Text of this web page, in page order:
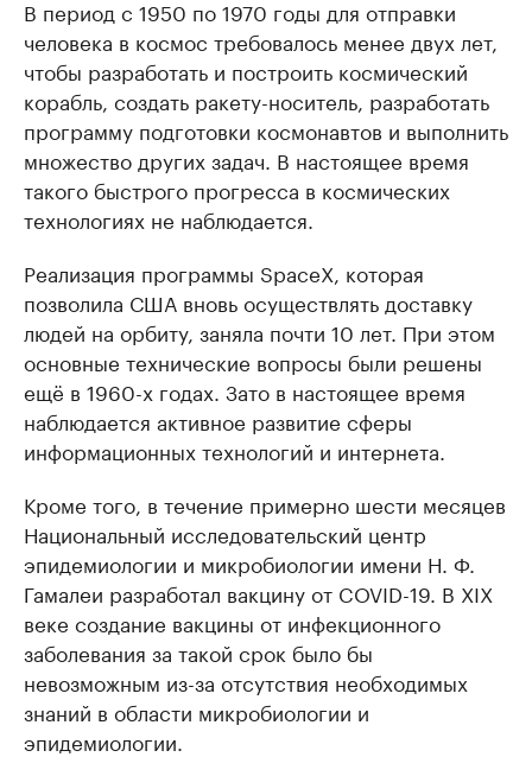
В период с 1950 по 1970 годы для отправки
человека в космос требовалось менее двух лет,
чтобы разработать и построить космический
корабль, создать ракету-носитель, разработать
программу подготовки космонавтов и выполнить
множество других задач. В настоящее время
такого быстрого прогресса в космических
технологиях не наблюдается.
Реализация программы SpaceX, которая
позволила США вновь осуществлять доставку
людей на орбиту, заняла почти 10 лет. При этом
основные технические вопросы были решены
ещё в 1960-х годах. Зато в настоящее время
наблюдается активное развитие сферы
информационных технологий и интернета.
Кроме того, в течение примерно шести месяцев
Национальный исследовательский центр
эпидемиологии и микробиологии имени Н. Ф.
Гамалеи разработал вакцину от COVID-19. В XIX
веке создание вакцины от инфекционного
заболевания за такой срок было бы
невозможным из-за отсутствия необходимых
знаний в области микробиологии и
эпидемиологии.